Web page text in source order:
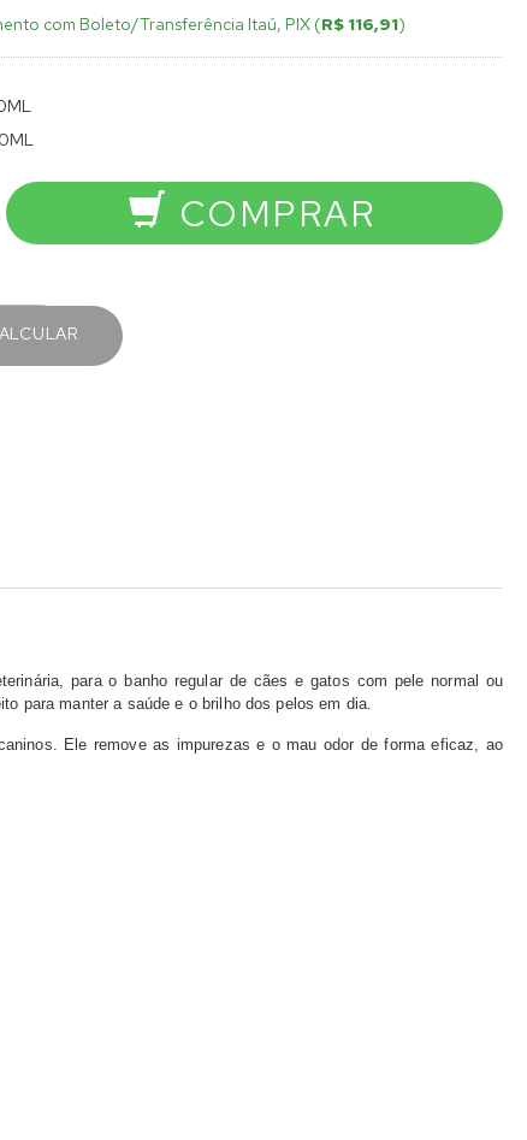
com Boleto/Transferência Itaú, PIX (R$ 116,91)
COMPRAR
para o banho regular de cães e gatos com pele normal ou
para manter a saúde e o brilho dos pelos em dia.
Ele remove as impurezas e o mau odor de forma eficaz, ao